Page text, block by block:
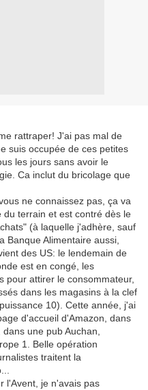
rattraper! J'ai pas mal de
suis occupée de ces petites
les jours sans avoir le
Ca inclut du bricolage que
ne connaissez pas, ça va
terrain et est contré dès le
(à laquelle j'adhère, sauf
Banque Alimentaire aussi,
des US: le lendemain de
est en congé, les
pour attirer le consommateur,
dans les magasins à la clef
10). Cette année, j'ai
d'accueil d'Amazon, dans
une pub Auchan,
1. Belle opération
traitent la
l'Avent, je n'avais pas